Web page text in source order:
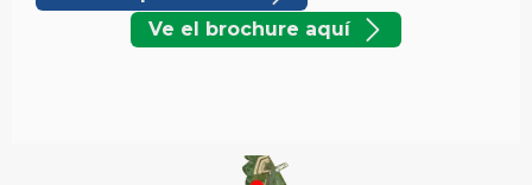
Ve el brochure aquí